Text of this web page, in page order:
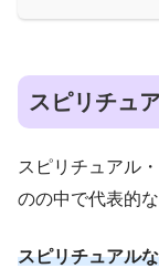
スピリチュ
スピリチュアル
のの中で代表的な
スピリチュアル